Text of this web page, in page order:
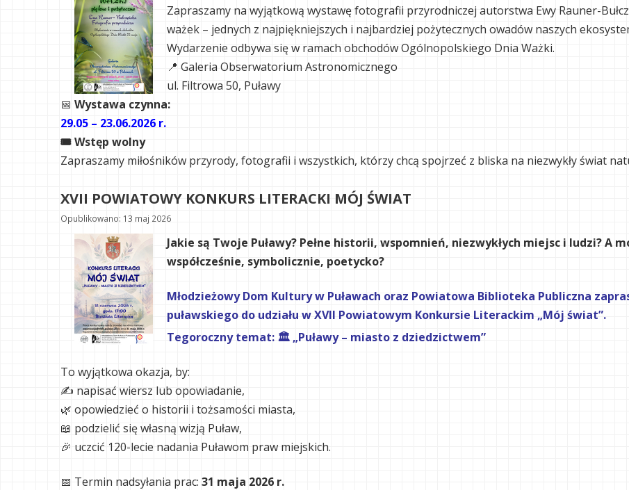
Zapraszamy na wyjątkową wystawę fotografii przyrodniczej autorstwa Ewy Rauner-
ważek – jednych z najpiękniejszych i najbardziej pożytecznych owadów naszych
Wydarzenie odbywa się w ramach obchodów Ogólnopolskiego Dnia Ważki.
📍 Galeria Obserwatorium Astronomicznego
ul. Filtrowa 50, Puławy
📅 Wystawa czynna:
29.05 – 23.06.2026 r.
🎟 Wstęp wolny
Zapraszamy miłośników przyrody, fotografii i wszystkich, którzy chcą spojrzeć z bliska na niezwykły świat
XVII POWIATOWY KONKURS LITERACKI MÓJ ŚWIAT
Opublikowano: 13 maj 2026
Jakie są Twoje Puławy? Pełne historii, wspomnień, niezwykłych miejsc i ludzi? A
współcześnie, symbolicznie, poetycko?
Młodzieżowy Dom Kultury w Puławach oraz Powiatowa Biblioteka Publiczna
puławskiego do udziału w XVII Powiatowym Konkursie Literackim „Mój świat”.
Tegoroczny temat: 🏛️ „Puławy – miasto z dziedzictwem”
To wyjątkowa okazja, by:
✍️ napisać wiersz lub opowiadanie,
🌿 opowiedzieć o historii i tożsamości miasta,
📖 podzielić się własną wizją Puław,
🎉 uczcić 120-lecie nadania Puławom praw miejskich.
📅 Termin nadsyłania prac: 31 maja 2026 r.